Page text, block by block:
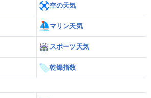
空の天気
マリン天気
スポーツ天気
乾燥指数